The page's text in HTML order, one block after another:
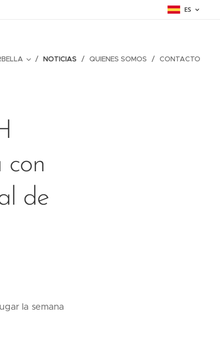
ES
NOTICIAS QUIENES SOMOS CONTACTO
con
de
la semana